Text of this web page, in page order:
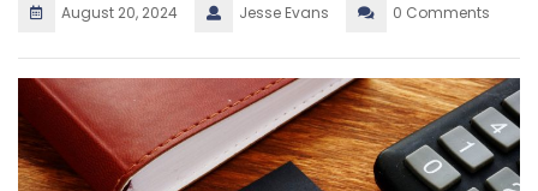
August 20, 2024 Jesse Evans 0 Comments